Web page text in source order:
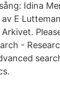
Idina
E
-